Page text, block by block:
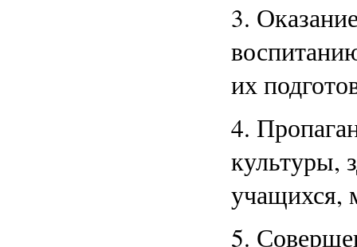
3.
их
4.
культуры,
учащихся,
5.